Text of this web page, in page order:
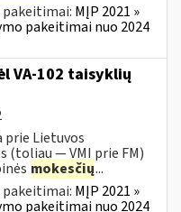
MĮP 2021 »
pakeitimai nuo 2024
VA-102 taisyklių
prie Lietuvos
(toliau ― VMI prie FM)
mokesčių...
MĮP 2021 »
pakeitimai nuo 2024